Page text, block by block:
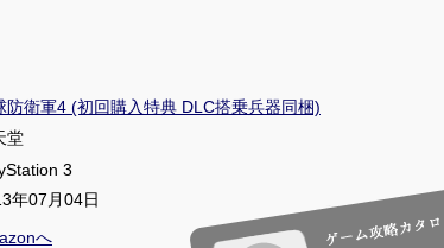
防衛軍4 (初回購入特典 DLC搭乗兵器同梱)
堂
3
年07月04日
へ